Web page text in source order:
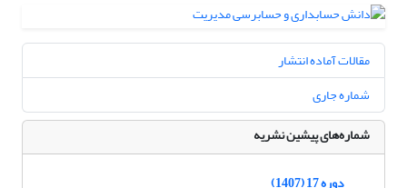
مقالات آماده انتشار
شماره جاری
شماره‌های پیشین نشریه
دوره 17 (1407)